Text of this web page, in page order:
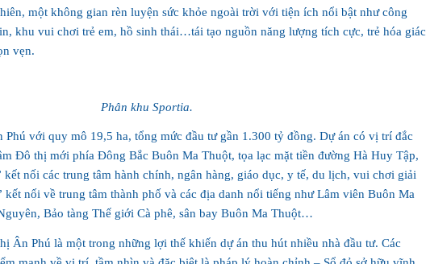
một không gian rèn luyện sức khỏe ngoài trời với tiện ích nổi bật như công
khu vui chơi trẻ em, hồ sinh thái…tái tạo nguồn năng lượng tích cực, trẻ hóa giác
vẹn.
Phân khu Sportia.
với quy mô 19,5 ha, tổng mức đầu tư gần 1.300 tỷ đồng. Dự án có vị trí đắc
Đô thị mới phía Đông Bắc Buôn Ma Thuột, tọa lạc mặt tiền đường Hà Huy Tập,
nối các trung tâm hành chính, ngân hàng, giáo dục, y tế, du lịch, vui chơi giải
nối về trung tâm thành phố và các địa danh nổi tiếng như Lâm viên Buôn Ma
Bảo tàng Thế giới Cà phê, sân bay Buôn Ma Thuột…
Ân Phú là một trong những lợi thế khiến dự án thu hút nhiều nhà đầu tư. Các